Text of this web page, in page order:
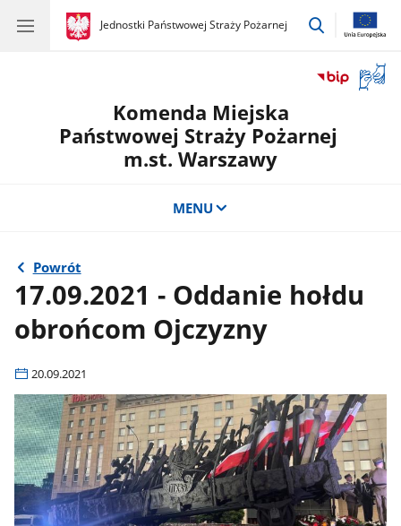
gov.pl
Jednostki Państwowej Straży Pożarnej
gov.pl
Jednostki
przejdź
okno
Komenda Miejska
Państwowej Straży Pożarnej
m.st. Warszawy
MENU
Powrót
17.09.2021 - Oddanie hołdu
obrońcom Ojczyzny
20.09.2021